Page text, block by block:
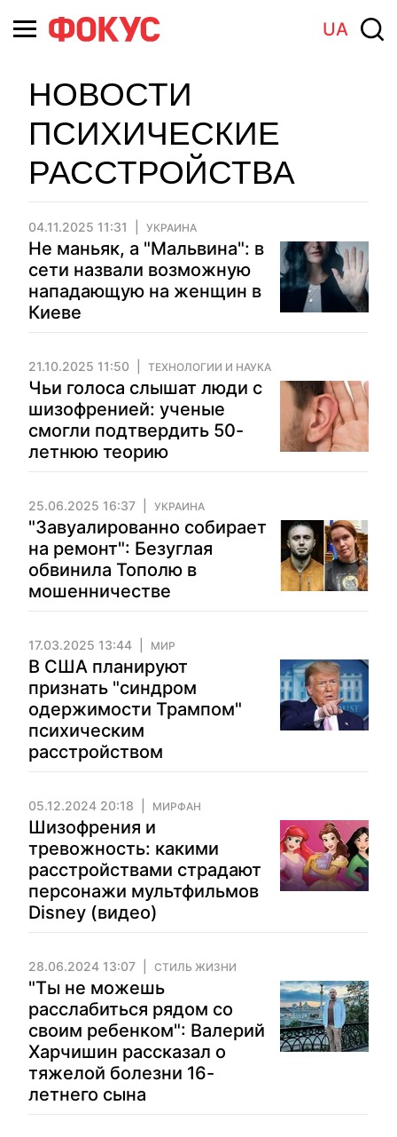
UA
НОВОСТИ
ПСИХИЧЕСКИЕ
РАССТРОЙСТВА
04.11.2025 11:31 УКРАИНА
Не маньяк, а "Мальвина": в
сети назвали возможную
нападающую на женщин в
Киеве
21.10.2025 11:50 ТЕХНОЛОГИИ И НАУКА
Чьи голоса слышат люди с
шизофренией: ученые
смогли подтвердить 50-
летнюю теорию
25.06.2025 16:37 УКРАИНА
"Завуалированно собирает
на ремонт": Безуглая
обвинила Тополю в
мошенничестве
17.03.2025 13:44 МИР
В США планируют
признать "синдром
одержимости Трампом"
психическим
расстройством
05.12.2024 20:18 МИРФАН
Шизофрения и
тревожность: какими
расстройствами страдают
персонажи мультфильмов
Disney (видео)
28.06.2024 13:07 СТИЛЬ ЖИЗНИ
"Ты не можешь
расслабиться рядом со
своим ребенком": Валерий
Харчишин рассказал о
тяжелой болезни 16-
летнего сына